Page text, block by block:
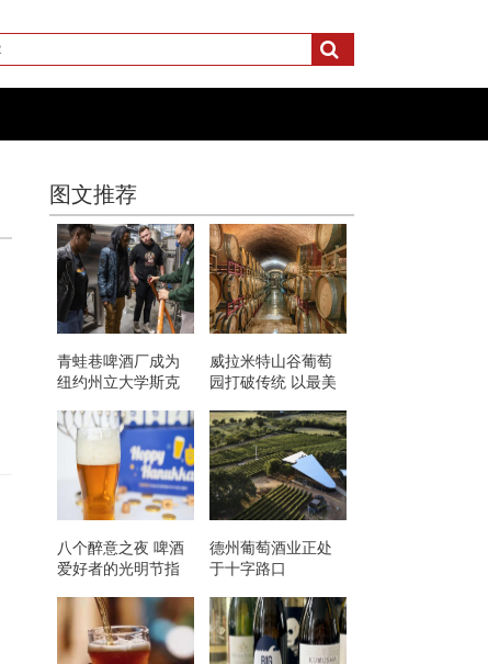
图文推荐
青蛙巷啤酒厂成为
纽约州立大学斯克
的教室
威拉米特山谷葡萄
园打破传统 以最美
八个醉意之夜 啤酒
爱好者的光明节指
德州葡萄酒业正处
于十字路口